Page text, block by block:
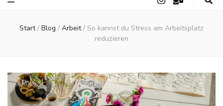
Start / Blog / Arbeit/ So kannst du Stress am Arbeitsplatz
reduzieren